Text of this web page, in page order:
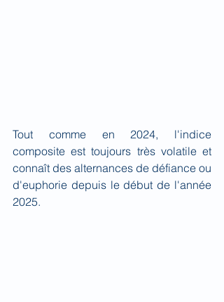
Tout comme en 2024, l'indice
composite est toujours très volatile et
connaît des alternances de défiance ou
d'euphorie depuis le début de l'année
2025.